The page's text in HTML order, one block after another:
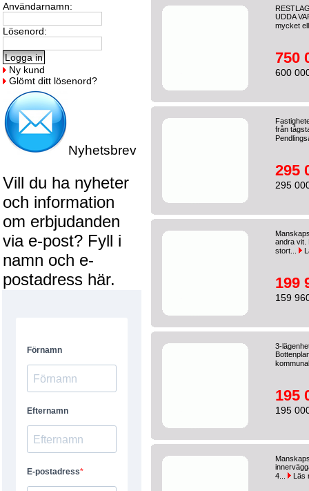
Användarnamn:
Lösenord:
Ny kund
Glömt ditt lösenord?
Nyhetsbrev
Vill du ha nyheter
och information
om erbjudanden
via e-post? Fyll i
namn och e-
postadress här.
UDDA
mycket
750
600
från
295
295
andra vit.
stort...
199
159
3-
195
195
4...
Läs